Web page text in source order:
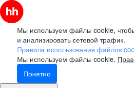
Мы используем файлы cookie,
и анализировать сетевой трафик.
Правила использования файлов
Мы используем файлы cookie.
Понятно